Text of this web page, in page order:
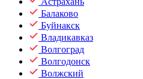
Балаково
Буйнакск
Владикавказ
Волгоград
Волгодонск
Волжский